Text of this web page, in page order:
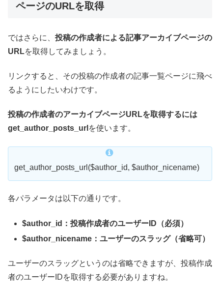
ページのURLを取得
ではさらに、 投稿の作成者による記事アーカイブページの
URLを取得してみましょう。
リンクすると、その投稿の作成者の記事一覧ページに飛べ
るようにしたいわけです。
投稿の作成者のアーカイブページURLを取得するには
get_author_posts_url を使います。
get_author_posts_url($author_id, $author_nicename)
各パラメータは以下の通りです。
$author_id：投稿作成者のユーザーID（必須）
$author_nicename：ユーザーのスラッグ（省略可）
ユーザーのスラッグというのは省略できますが、投稿作成
者のユーザーIDを取得する必要がありますね。